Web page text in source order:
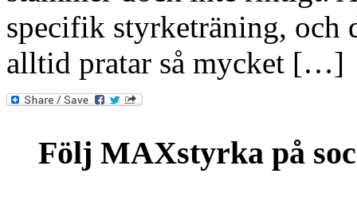
specifik styrketräning, och
alltid pratar så mycket […]
Följ MAXstyrka på